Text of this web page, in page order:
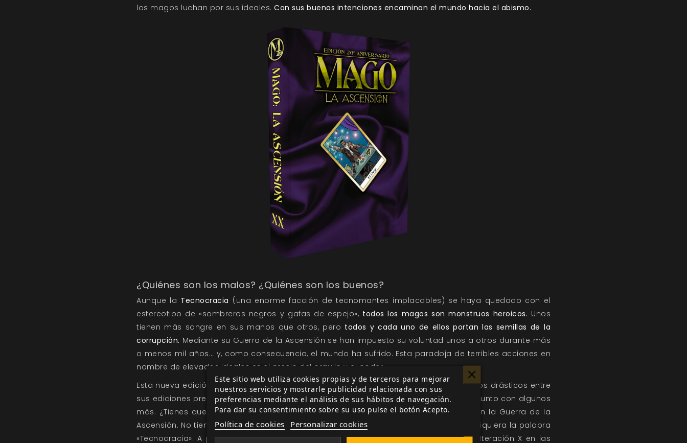
los magos luchan por sus ideales. Con sus buenas intenciones encaminan el mundo hacia el abismo.
¿Quiénes son los malos? ¿Quiénes son los buenos?
Aunque la Tecnocracia (una enorme facción de tecnomantes implacables) se haya quedado con el
estereotipo de «sombreros negros y gafas de espejo», todos los magos son monstruos heroicos. Unos
tienen más sangre en sus manos que otros, pero todos y cada uno de ellos portan las semillas de la
corrupción. Mediante su Guerra de la Ascensión se han impuesto su voluntad unos a otros durante más
o menos mil años… y, como consecuencia, el mundo ha sufrido. Esta paradoja de terribles acciones en
nombre de elevados ideales es el precio del orgullo y el poder.
Esta nueva edición deMago: La Ascensión 20A tiene una metatrama épica con cambios drásticos entre
sus ediciones previas. Esta Edición 20º Aniversario presenta elementos de todas ellas, junto con algunos
más. ¿Tienes que atarte a esta metatrama? No. Un mago no tiene por qué luchar en la Guerra de la
Ascensión. No tiene por qué visitar jamás reinos altermundanos. No tiene por qué oír siquiera la palabra
«Tecnocracia». A pesar de la extensión de su mito, Mago no trata de luchar contra Iteración X en las
Este sitio web utiliza cookies propias y de terceros para mejorar
nuestros servicios y mostrarle publicidad relacionada con sus
preferencias mediante el análisis de sus hábitos de navegación.
Para dar su consentimiento sobre su uso pulse el botón Acepto.
Política de cookies Personalizar cookies